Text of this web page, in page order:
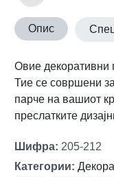
Опис
Овие декоративни
Тие се совршени
парче на вашиот
преслатките
Шифра: 205-212
Категории: